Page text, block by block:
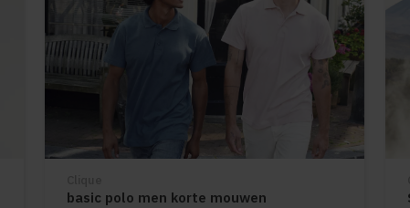
basic polo men korte mouwen